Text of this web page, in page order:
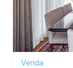
Venda